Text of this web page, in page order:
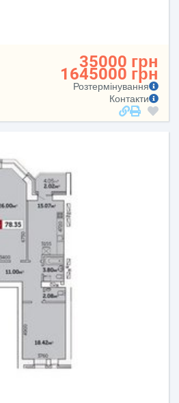
35000 грн
1645000 грн
Розтермінування
Контакти